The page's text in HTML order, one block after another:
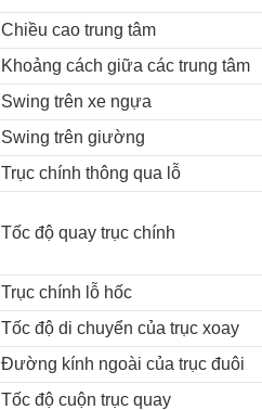
Chiều cao trung tâm
Khoảng cách giữa các trung tâm
Swing trên xe ngựa
Swing trên giường
Trục chính thông qua lỗ
Tốc độ quay trục chính
Trục chính lỗ hốc
Tốc độ di chuyển của trục xoay
Đường kính ngoài của trục đuôi
Tốc độ cuộn trục quay